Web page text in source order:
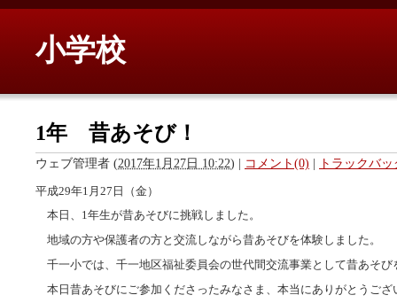
小学校
1年 昔あそび！
ウェブ管理者 (2017年1月27日 10:22) | コメント(0) | トラックバ
平成29年1月27日（金）
本日、1年生が昔あそびに挑戦しました。
地域の方や保護者の方と交流しながら昔あそびを体験しました。
千一小では、千一地区福祉委員会の世代間交流事業として昔あそび
本日昔あそびにご参加くださったみなさま、本当にありがとうござ